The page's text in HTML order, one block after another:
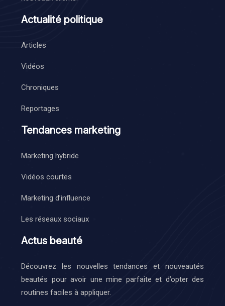
Actualité politique
Articles
Vidéos
Chroniques
Reportages
Tendances marketing
Marketing hybride
Vidéos courtes
Marketing d’influence
Les réseaux sociaux
Actus beauté
Découvrez les nouvelles tendances et nouveautés
beautés pour avoir une mine parfaite et d’opter des
routines faciles à appliquer.